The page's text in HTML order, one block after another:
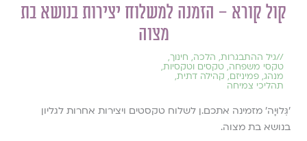
קול קורא – הזמנה למשלוח יצירות בנושא בת
מצוה
//גיל ההתבגרות, הלכה, חינוך,
טקסי משפחה, טקסים וטקסיות,
מנהג, פמיניזם, קהילה דתית,
תהליכי צמיחה
׳גְּלוּיָה׳ מזמינה אתכם.ן לשלוח טקסטים ויצירות אחרות לגליון
בנושא בת מצוה.